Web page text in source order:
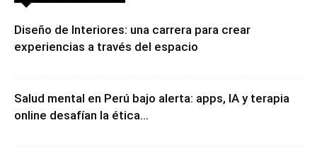
Diseño de Interiores: una carrera para crear
experiencias a través del espacio
Salud mental en Perú bajo alerta: apps, IA y terapia
online desafían la ética...